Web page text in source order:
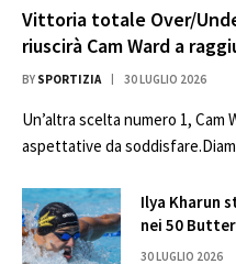
Vittoria totale Over/
riuscirà Cam Ward a
BY SPORTIZIA 30 LUGLIO 2026
Un’altra scelta numero 1, Cam
aspettative da
Ilya Kharun
nei 50
30 LUGLIO 2026